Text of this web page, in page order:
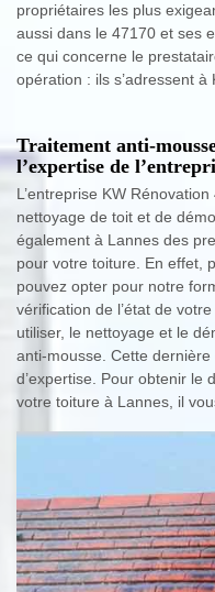
propriétaires les plus
aussi dans le 47170 et ses
ce qui concerne le
opération : ils s’adressent à
Traitement anti-
l’expertise de
L’entreprise KW
nettoyage de toit et de
également à Lannes des
pour votre toiture. En effet,
pouvez opter pour notre
vérification de l’état de
utiliser, le nettoyage et le
anti-mousse. Cette dernière
d’expertise. Pour obtenir le
votre toiture à Lannes, il